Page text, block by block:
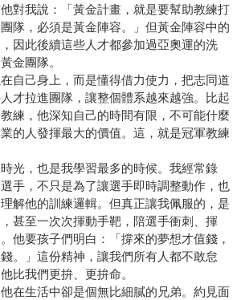
對我說：「黃金計畫，就是要幫助教練打
隊，必須是黃金陣容。」但黃金陣容中的
因此後續這些人才都參加過亞奧運的洗
金團隊。
自己身上，而是懂得借力使力，把志同道
才拉進團隊，讓整個體系越來越強。比起
練，他深知自己的時間有限，不可能什麼
的人發揮最大的價值。這，就是冠軍教練
光，也是我學習最多的時候。我經常錄
手，不只是為了讓選手即時調整動作，也
解他的訓練邏輯。但真正讓我佩服的，是
甚至一次次揮動手靶，陪選手衝刺、揮
他要孩子們明白：「撐來的夢想才值錢，
。」這份精神，讓我們所有人都不敢怠
比我們更拚、更拚命。
在生活中卻是個無比細膩的兄弟。約見面